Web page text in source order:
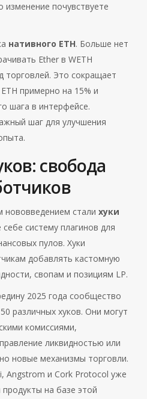
изменение почувствуете
нативного ETH. Больше нет
Ether в WETH
торговлей. Это сокращает
примерно на 15% и
шага в интерфейсе.
шаг для улучшения
свобода
сталихуки
систему плагинов для
пулов. Хуки
добавлять кастомную
свопам и позициям LP.
2025 года сообщество
различных хуков. Они могут
комиссиями,
ликвидностью или
новые механизмы торговли.
Angstrom и Cork Protocol уже
на базе этой